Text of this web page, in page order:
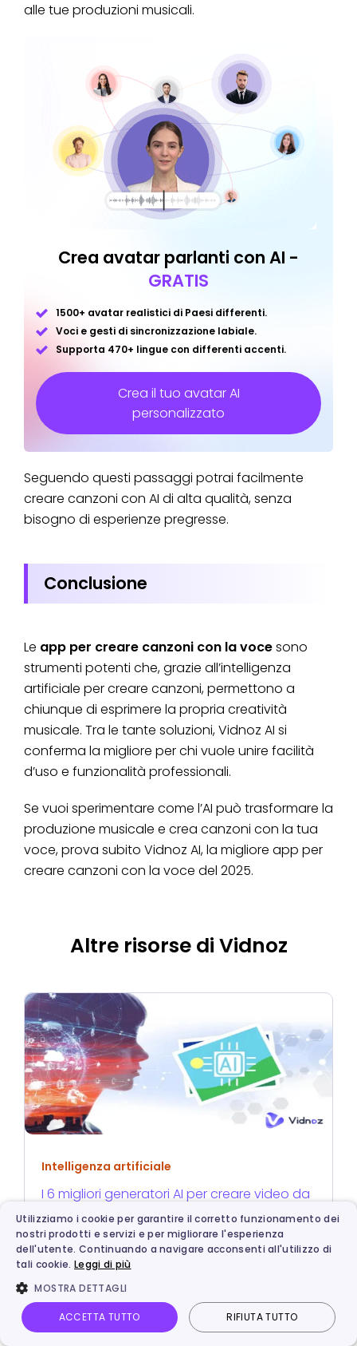
alle tue produzioni musicali.
Crea avatar parlanti con AI -
GRATIS
1500+ avatar realistici di Paesi differenti.
Voci e gesti di sincronizzazione labiale.
Supporta 470+ lingue con differenti accenti.
Crea il tuo avatar AI
personalizzato
Seguendo questi passaggi potrai facilmente
creare canzoni con AI di alta qualità, senza
bisogno di esperienze pregresse.
Conclusione
Le app per creare canzoni con la vocesono
strumenti potenti che, grazie all’intelligenza
artificiale per creare canzoni, permettono a
chiunque di esprimere la propria creatività
musicale. Tra le tante soluzioni, Vidnoz AI si
conferma la migliore per chi vuole unire facilità
d’uso e funzionalità professionali.
Se vuoi sperimentare come l’AI può trasformare la
produzione musicale e crea canzoni con la tua
voce, prova subito Vidnoz AI, la migliore app per
creare canzoni con la voce del 2025.
Altre risorse di Vidnoz
Intelligenza artificiale
I 6 migliori generatori AI per creare video da
foto 2025: da immagini a video AI gratis
Utilizziamo i cookie per garantire il corretto funzionamento dei
nostri prodotti e servizi e per migliorare l'esperienza
dell'utente. Continuando a navigare acconsenti all'utilizzo di
tali cookie. Leggi di più
MOSTRA DETTAGLI
ACCETTA TUTTO RIFIUTA TUTTO